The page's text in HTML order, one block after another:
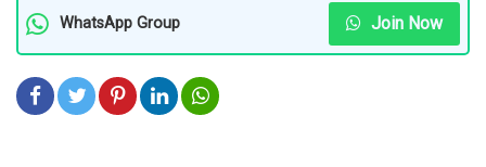
WhatsApp Group Join Now